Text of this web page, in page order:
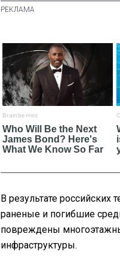
В результате российских
раненые и погибшие
повреждены
инфраструктуры.